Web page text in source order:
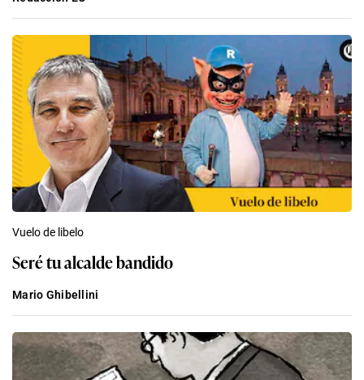
Vuelo de libelo
Seré tu alcalde bandido
Mario Ghibellini